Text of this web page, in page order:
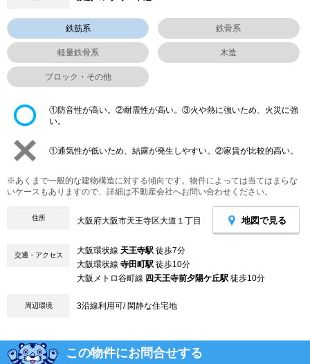
鉄筋系 鉄骨系
軽量鉄骨系 木造
ブロック・その他
①防音性が高い。②耐震性が高い。③火や熱に強いため、火災に強
い。
①通気性が低いため、結露が発生しやすい。②家賃が比較的高い。
※あくまで一般的な建物構造に対する傾向です。物件によっては当てはまらな
いケースもありますので、詳細は不動産会社へお問い合わせください。
住所 大阪府大阪市天王寺区大道１丁目 地図で見る
交通・アクセス 大阪環状線 天王寺駅 徒歩7分
大阪環状線 寺田町駅 徒歩10分
大阪メトロ谷町線 四天王寺前夕陽ケ丘駅 徒歩10分
周辺環境 3沿線利用可/ 閑静な住宅地
この物件にお問合せする